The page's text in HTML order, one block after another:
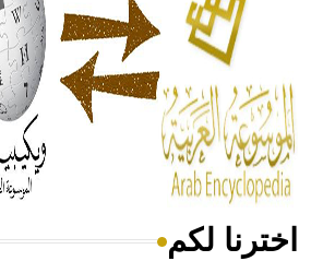
- هل تعلم أن المرجان إفراز حيواني
من مادة كربونات الكلسيوم، وهو أحمر
أجود أنواعه، ويمتاز بكبر الحجم ويسمى
هل تعلم أن الأبسيد كلمة فرنسية اللفظ
اخترنا لكم